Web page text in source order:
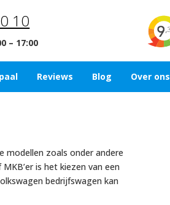
10
– 17:00
Reviews Blog Over ons
modellen zoals onder andere
is het kiezen van een
bedrijfswagen kan